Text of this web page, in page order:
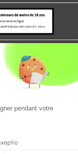
pendant votre